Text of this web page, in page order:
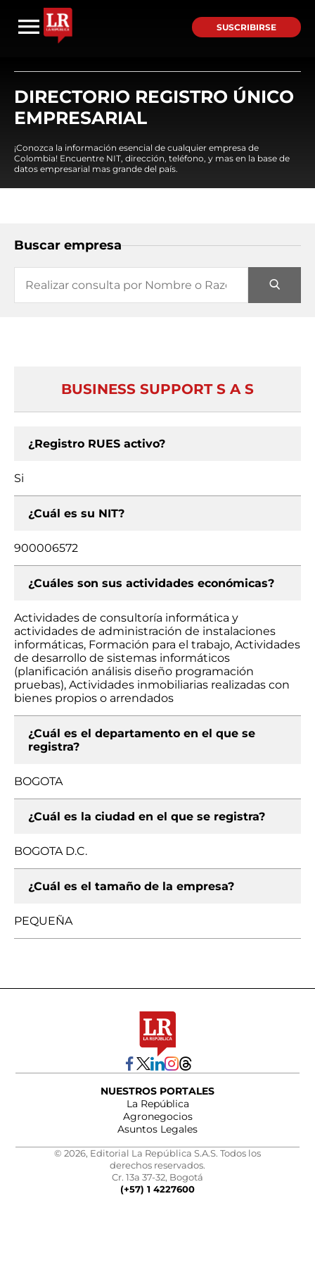
SUSCRIBIRSE
DIRECTORIO REGISTRO ÚNICO
EMPRESARIAL
¡Conozca la información esencial de cualquier empresa de
Colombia! Encuentre NIT, dirección, teléfono, y mas en la base de
datos empresarial mas grande del país.
Buscar empresa
BUSINESS SUPPORT S A S
¿Registro RUES activo?
Si
¿Cuál es su NIT?
900006572
¿Cuáles son sus actividades económicas?
Actividades de consultoría informática y
actividades de administración de instalaciones
informáticas, Formación para el trabajo, Actividades
de desarrollo de sistemas informáticos
(planificación análisis diseño programación
pruebas), Actividades inmobiliarias realizadas con
bienes propios o arrendados
¿Cuál es el departamento en el que se
registra?
BOGOTA
¿Cuál es la ciudad en el que se registra?
BOGOTA D.C.
¿Cuál es el tamaño de la empresa?
PEQUEÑA
NUESTROS PORTALES
La República
Agronegocios
Asuntos Legales
© 2026, Editorial La República S.A.S. Todos los
derechos reservados.
Cr. 13a 37-32, Bogotá
(+57) 1 4227600